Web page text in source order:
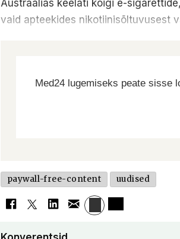
Austraalias keelati kõigi e-
vaid apteekides nikotiinisõltuvusest
Med24 lugemiseks peate sisse
paywall-free-content uudised